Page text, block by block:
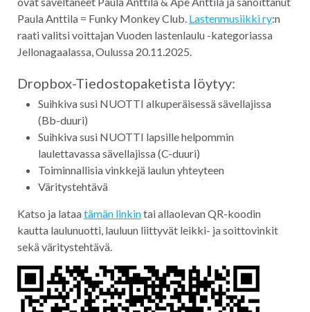
Paula Anttila = Funky Monkey Club. Lastenmusiikki ry:n
raati valitsi voittajan Vuoden lastenlaulu -kategoriassa
Jellonagaalassa, Oulussa 20.11.2025.
Dropbox-Tiedostopaketista löytyy:
Suihkiva susi NUOTTI alkuperäisessä sävellajissa
(Bb-duuri)
Suihkiva susi NUOTTI lapsille helpommin
laulettavassa sävellajissa (C-duuri)
Toiminnallisia vinkkejä laulun yhteyteen
Väritystehtävä
Katso ja lataatämän linkintai allaolevan QR-koodin
kautta laulunuotti, lauluun liittyvät leikki- ja soittovinkit
sekä väritystehtävä.